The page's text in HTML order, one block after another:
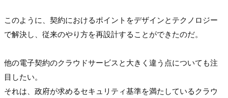
このように、契約におけるポイントをデザインとテクノロジー
で解決し、従来のやり方を再設計することができたのだ。
他の電子契約のクラウドサービスと大きく違う点についても注
目したい。
それは、政府が求めるセキュリティ基準を満たしているクラウ